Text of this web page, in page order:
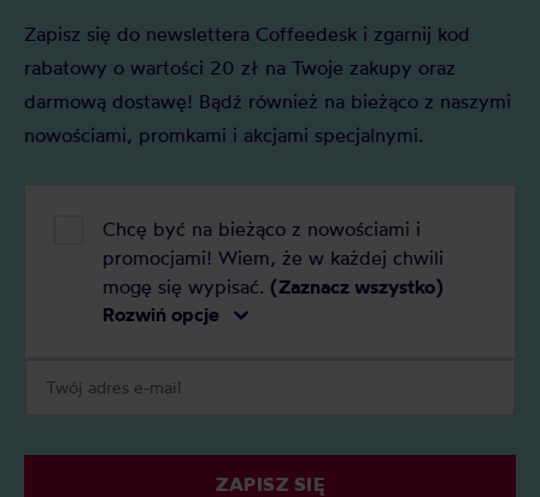
Zapisz się do newslettera Coffeedesk i zgarnij kod
rabatowy o wartości 20 zł na Twoje zakupy oraz
darmową dostawę! Bądź również na bieżąco z naszymi
nowościami, promkami i akcjami specjalnymi.
Chcę być na bieżąco z nowościami i
promocjami! Wiem, że w każdej chwili
mogę się wypisać. (Zaznacz wszystko)
Rozwiń opcje
ZAPISZ SIĘ